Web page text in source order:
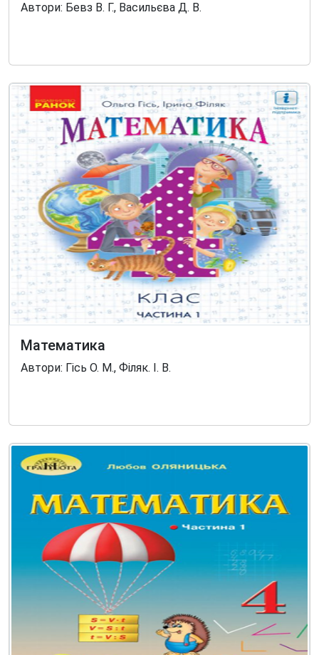
Автори: Бевз В. Г., Васильєва Д. В.
Математика
Автори: Гісь О. М., Філяк. І. В.